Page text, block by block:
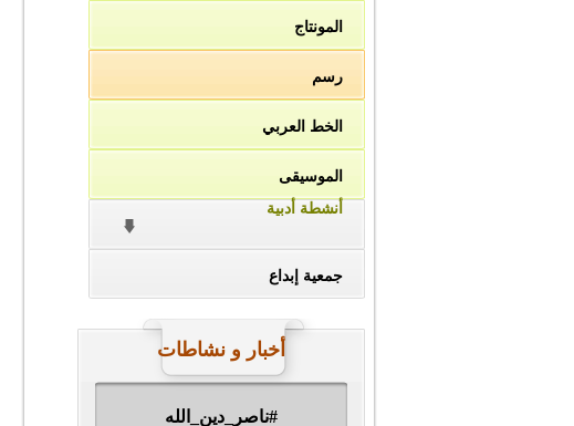
المونتاج
رسم
الخط العربي
الموسيقى
أنشطة أدبية
جمعية إبداع
أخبار و نشاطات
#ناصر_دين_الله